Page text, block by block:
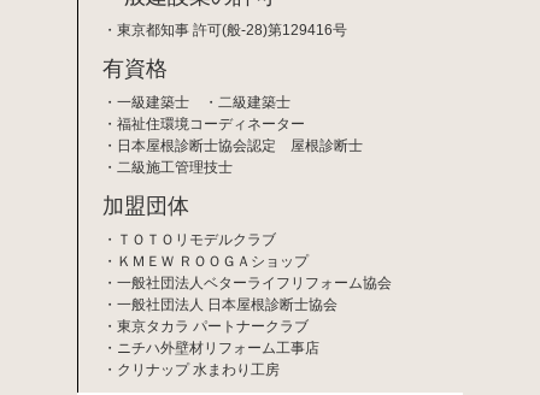
東京都知事 許可(般-28)第129416号
有資格
一級建築士
二級建築士
福祉住環境コーディネーター
日本屋根診断士協会認定 屋根診断士
二級施工管理技士
加盟団体
ＴＯＴＯリモデルクラブ
ＫＭＥＷ ＲＯＯＧＡショップ
一般社団法人ベターライフリフォーム協会
一般社団法人 日本屋根診断士協会
東京タカラ パートナークラブ
ニチハ外壁材リフォーム工事店
クリナップ 水まわり工房